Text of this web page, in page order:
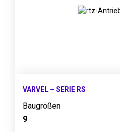
VARVEL – SERIE RS
Baugrößen
9